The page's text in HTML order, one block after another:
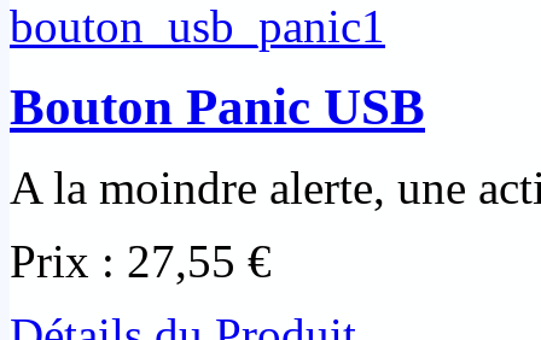
Bouton Panic USB
A la moindre alerte, une
Prix : 27,55 €